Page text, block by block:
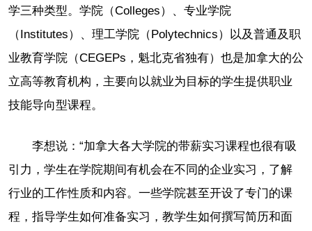
学三种类型。学院（Colleges）、专业学院
（Institutes）、理工学院（Polytechnics）以及普通及职
业教育学院（CEGEPs，魁北克省独有）也是加拿大的公
立高等教育机构，主要向以就业为目标的学生提供职业
技能导向型课程。
李想说：“加拿大各大学院的带薪实习课程也很有吸
引力，学生在学院期间有机会在不同的企业实习，了解
行业的工作性质和内容。一些学院甚至开设了专门的课
程，指导学生如何准备实习，教学生如何撰写简历和面